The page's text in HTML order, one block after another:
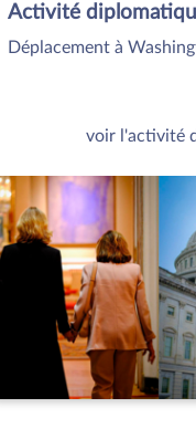
Activité
Déplacement à
voir l'activité